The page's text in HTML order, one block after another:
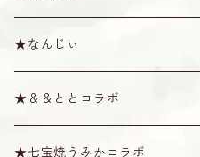
ソフトケース
ショルダー
天キャップ
その他
唄口
ハブ油・松脂
スタンド
棹拭きクロス
Tシャツ
その他雑貨
★なんじぃ
★＆＆ととコラボ
★七宝焼うみかコラボ